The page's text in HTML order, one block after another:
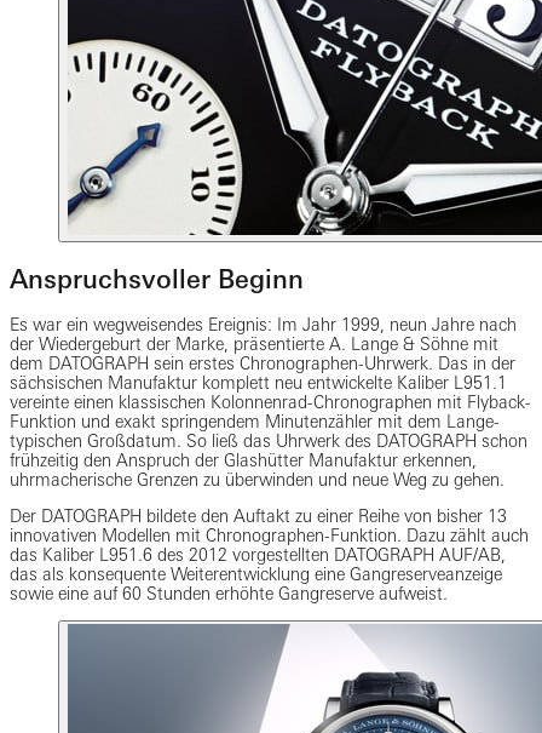
Anspruchsvoller Beginn
Es war ein wegweisendes Ereignis: Im Jahr 1999, neun Jahre nach
der Wiedergeburt der Marke, präsentierte A. Lange & Söhne mit
dem DATOGRAPH sein erstes Chronographen-Uhrwerk. Das in der
sächsischen Manufaktur komplett neu entwickelte Kaliber L951.1
vereinte einen klassischen Kolonnenrad-Chronographen mit Flyback-
Funktion und exakt springendem Minutenzähler mit dem Lange-
typischen Großdatum. So ließ das Uhrwerk des DATOGRAPH schon
frühzeitig den Anspruch der Glashütter Manufaktur erkennen,
uhrmacherische Grenzen zu überwinden und neue Weg zu gehen.
Der DATOGRAPH bildete den Auftakt zu einer Reihe von bisher 13
innovativen Modellen mit Chronographen-Funktion. Dazu zählt auch
das Kaliber L951.6 des 2012 vorgestellten DATOGRAPH AUF/AB,
das als konsequente Weiterentwicklung eine Gangreserveanzeige
sowie eine auf 60 Stunden erhöhte Gangreserve aufweist.